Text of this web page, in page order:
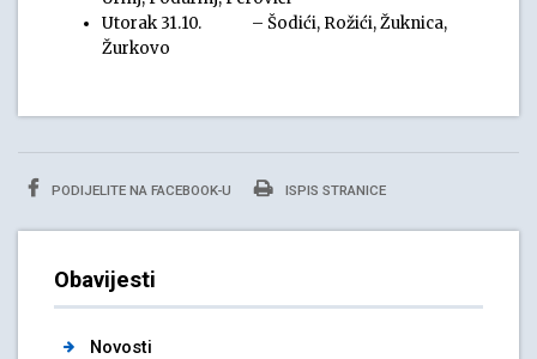
Utorak 31.10. – Šodići, Rožići, Žuknica,
Žurkovo
PODIJELITE NA FACEBOOK-U ISPIS STRANICE
Obavijesti
Novosti